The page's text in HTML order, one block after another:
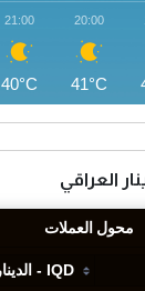
20:00
41°C
21:00
40°C
العراقي